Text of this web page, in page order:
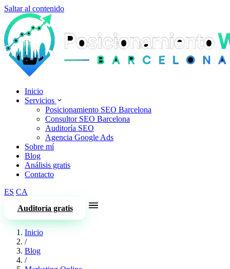
Saltar al contenido
Inicio
Servicios
Posicionamiento SEO Barcelona
Consultor SEO Barcelona
Auditoría SEO
Agencia Google Ads
Sobre mí
Blog
Análisis gratis
Contacto
ES CA
Auditoría gratis
Inicio
/
Blog
/